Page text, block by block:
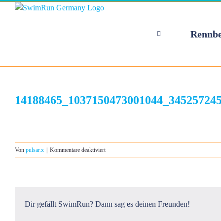
Von pulsar.x Kommentare deaktiviertfür
Dir gefällt SwimRun? Dann sag es deinen Freunden!